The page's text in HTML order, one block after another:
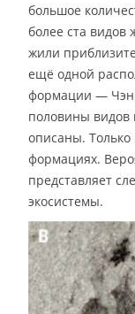
большое
более ста видов
жили
ещё одной
формации —
половины
описаны. Только
формациях.
представляет
экосистемы.